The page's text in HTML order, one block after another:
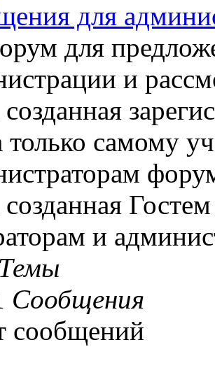
для
для
и
только самому
и
Темы
Сообщения
сообщений